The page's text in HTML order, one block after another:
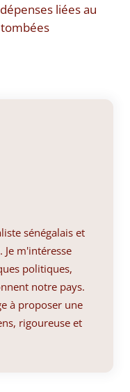
liées au
sénégalais et
Je m'intéresse
politiques,
notre pays.
à proposer une
rigoureuse et